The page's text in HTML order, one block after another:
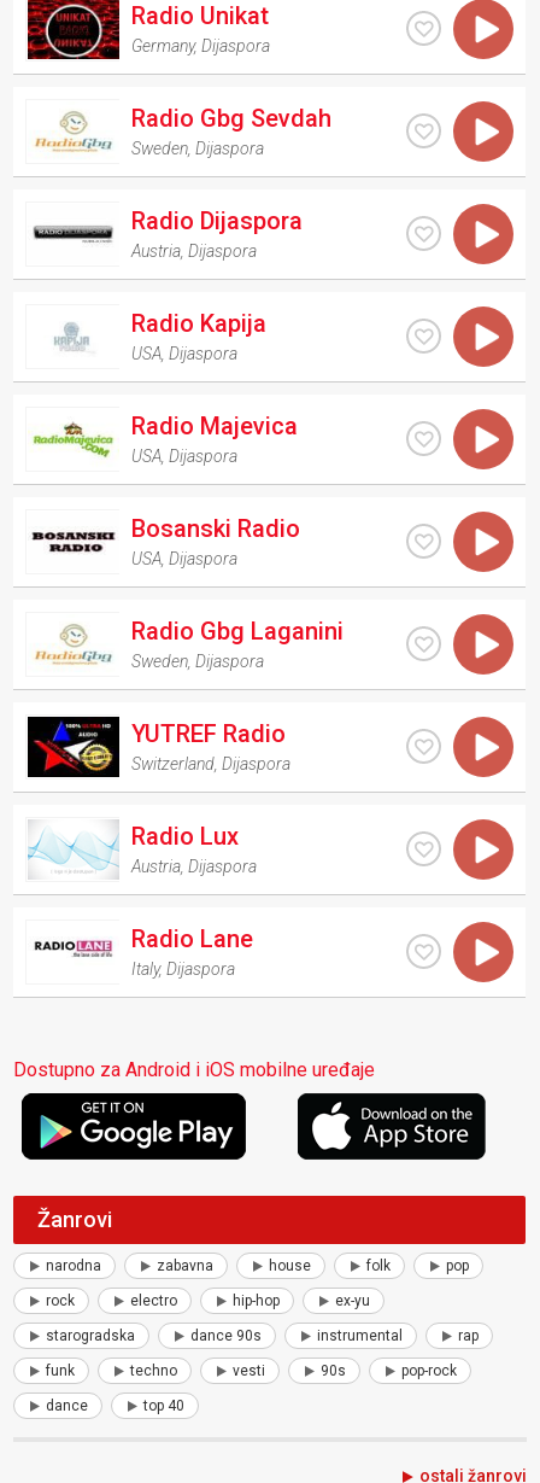
Radio Unikat
Germany,Dijaspora
Radio Gbg Sevdah
Sweden ,Dijaspora
Radio Dijaspora
Austria ,Dijaspora
Radio Kapija
USA ,Dijaspora
Radio Majevica
USA ,Dijaspora
Bosanski Radio
USA ,Dijaspora
Radio Gbg Laganini
Sweden ,Dijaspora
YUTREF Radio
Switzerland ,Dijaspora
Radio Lux
Austria ,Dijaspora
Radio Lane
Italy,Dijaspora
Dostupno za Android i iOS mobilne uređaje
Žanrovi
narodna zabavna house folk pop
rock electro hip-hop ex-yu
starogradska dance 90s instrumental rap
funk techno vesti 90s pop-rock
dance top 40
ostali žanrovi